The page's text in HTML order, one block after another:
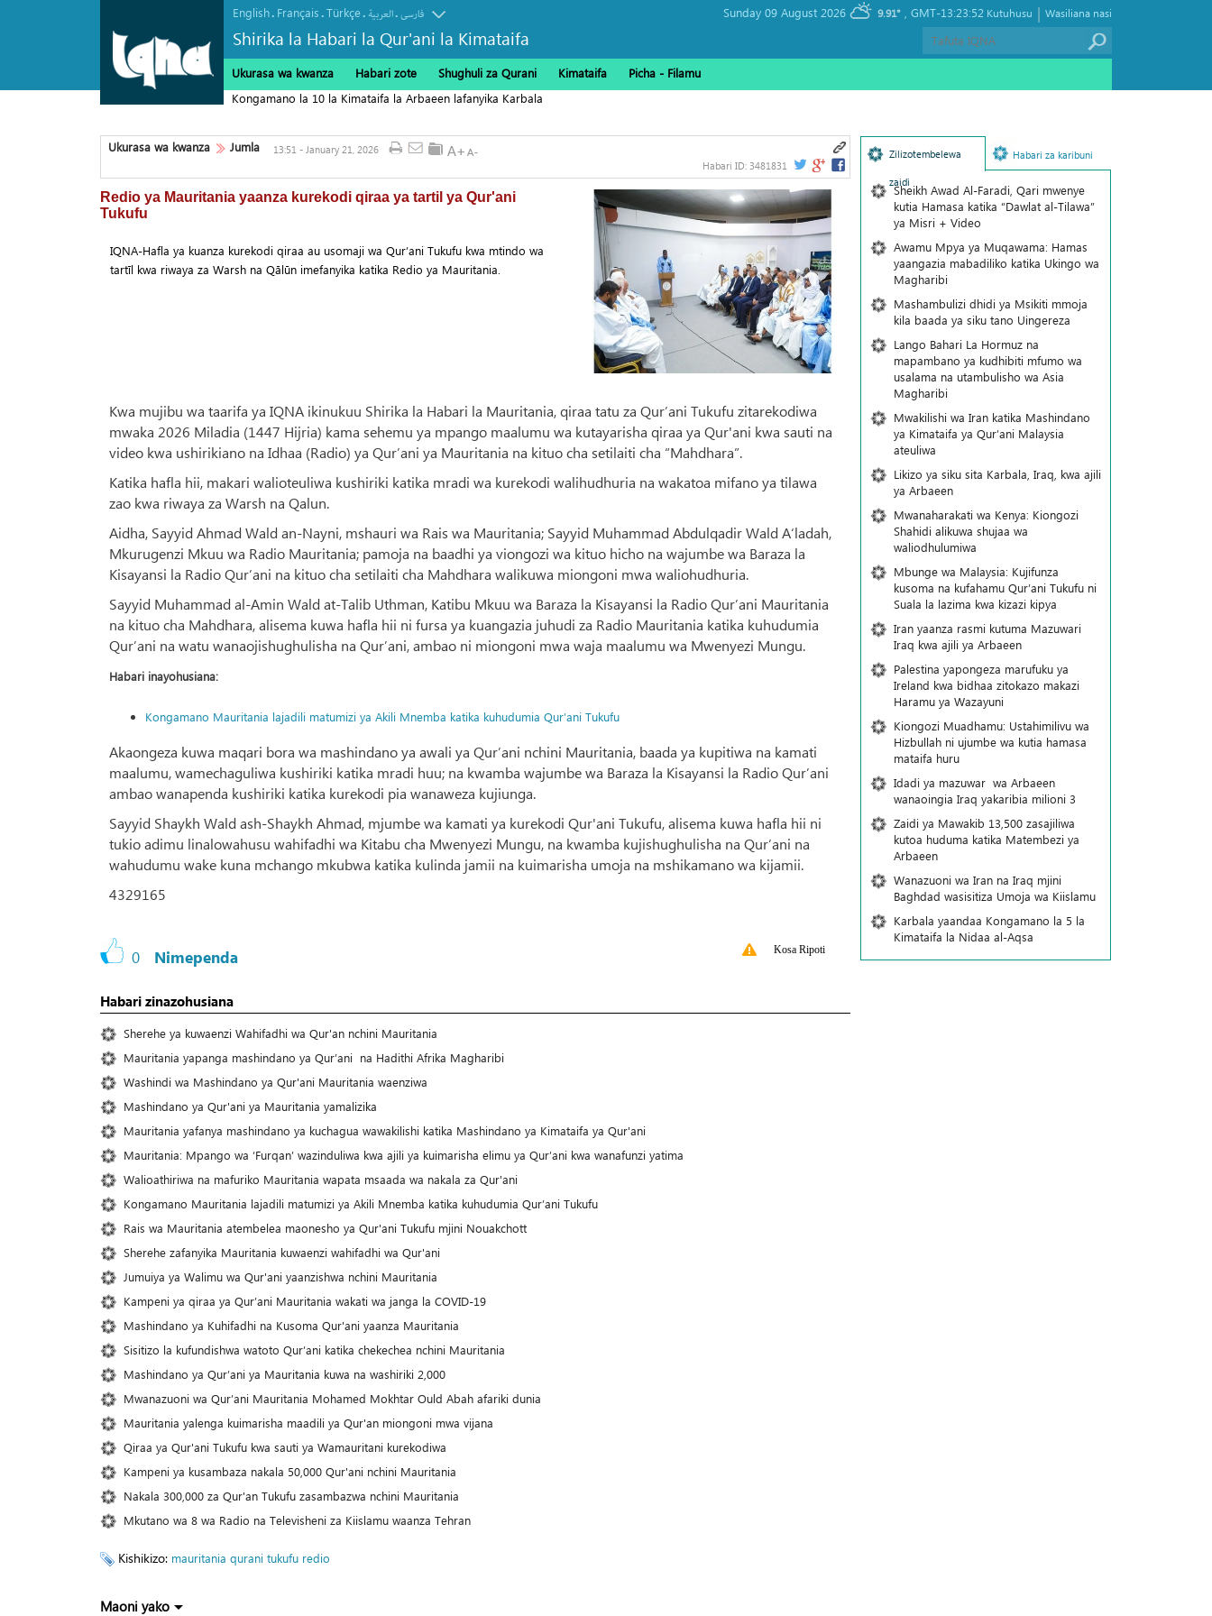
English. Français.Türkçe. العربیة.فارسی
Shirika la Habari la Qur'ani la Kimataifa
GMT-13:23:52
9.91° Wasiliana nasi
|
Kutuhusu
Ukurasa wa kwanza Habari zote Shughuli za Qurani Kimataifa
Picha‎ - Filamu‎
Kongamano la 10 la Kimataifa la Arbaeen lafanyika Karbala
Ukurasa wa kwanza Jumla
13:51 - January 21, 2026
Habari ID: 3481831
Redio ya Mauritania yaanza kurekodi qiraa ya tartil ya Qur'ani
Tukufu
IQNA-Hafla ya kuanza kurekodi qiraa au usomaji wa Qur’ani Tukufu kwa mtindo wa
tartīl kwa riwaya za Warsh na Qālūn imefanyika katika Redio ya Mauritania.
Kwa mujibu wa taarifa ya IQNA ikinukuu Shirika la Habari la Mauritania, qiraa tatu za Qur’ani Tukufu zitarekodiwa
mwaka 2026 Miladia (1447 Hijria) kama sehemu ya mpango maalumu wa kutayarisha qiraa ya Qur'ani kwa sauti na
video kwa ushirikiano na Idhaa (Radio) ya Qur’ani ya Mauritania na kituo cha setilaiti cha “Mahdhara”.
Katika hafla hii, makari walioteuliwa kushiriki katika mradi wa kurekodi walihudhuria na wakatoa mifano ya tilawa
zao kwa riwaya za Warsh na Qalun.
Aidha, Sayyid Ahmad Wald an-Nayni, mshauri wa Rais wa Mauritania; Sayyid Muhammad Abdulqadir Wald A‘ladah,
Mkurugenzi Mkuu wa Radio Mauritania; pamoja na baadhi ya viongozi wa kituo hicho na wajumbe wa Baraza la
Kisayansi la Radio Qur’ani na kituo cha setilaiti cha Mahdhara walikuwa miongoni mwa waliohudhuria.
Sayyid Muhammad al-Amin Wald at-Talib Uthman, Katibu Mkuu wa Baraza la Kisayansi la Radio Qur’ani Mauritania
na kituo cha Mahdhara, alisema kuwa hafla hii ni fursa ya kuangazia juhudi za Radio Mauritania katika kuhudumia
Qur’ani na watu wanaojishughulisha na Qur’ani, ambao ni miongoni mwa waja maalumu wa Mwenyezi Mungu.
Habari inayohusiana:
Kongamano Mauritania lajadili matumizi ya Akili Mnemba katika kuhudumia Qur’ani Tukufu
Akaongeza kuwa maqari bora wa mashindano ya awali ya Qur’ani nchini Mauritania, baada ya kupitiwa na kamati
maalumu, wamechaguliwa kushiriki katika mradi huu; na kwamba wajumbe wa Baraza la Kisayansi la Radio Qur’ani
ambao wanapenda kushiriki katika kurekodi pia wanaweza kujiunga.
Sayyid Shaykh Wald ash-Shaykh Ahmad, mjumbe wa kamati ya kurekodi Qur'ani Tukufu, alisema kuwa hafla hii ni
tukio adimu linalowahusu wahifadhi wa Kitabu cha Mwenyezi Mungu, na kwamba kujishughulisha na Qur’ani na
wahudumu wake kuna mchango mkubwa katika kulinda jamii na kuimarisha umoja na mshikamano wa kijamii.
4329165
0 Nimependa Kosa Ripoti
Habari zinazohusiana
Sherehe ya kuwaenzi Wahifadhi wa Qur'an nchini Mauritania
Mauritania yapanga mashindano ya Qur’ani na Hadithi Afrika Magharibi
Washindi wa Mashindano ya Qur'ani Mauritania waenziwa
Mashindano ya Qur'ani ya Mauritania yamalizika
Mauritania yafanya mashindano ya kuchagua wawakilishi katika Mashindano ya Kimataifa ya Qur'ani
Mauritania: Mpango wa ‘Furqan’ wazinduliwa kwa ajili ya kuimarisha elimu ya Qur’ani kwa wanafunzi yatima
Walioathiriwa na mafuriko Mauritania wapata msaada wa nakala za Qur'ani
Kongamano Mauritania lajadili matumizi ya Akili Mnemba katika kuhudumia Qur’ani Tukufu
Rais wa Mauritania atembelea maonesho ya Qur'ani Tukufu mjini Nouakchott
Sherehe zafanyika Mauritania kuwaenzi wahifadhi wa Qur'ani
Jumuiya ya Walimu wa Qur'ani yaanzishwa nchini Mauritania
Kampeni ya qiraa ya Qur’ani Mauritania wakati wa janga la COVID-19
Mashindano ya Kuhifadhi na Kusoma Qur'ani yaanza Mauritania
Sisitizo la kufundishwa watoto Qur’ani katika chekechea nchini Mauritania
Mashindano ya Qur’ani ya Mauritania kuwa na washiriki 2,000
Mwanazuoni wa Qur’ani Mauritania Mohamed Mokhtar Ould Abah afariki dunia
Mauritania yalenga kuimarisha maadili ya Qur'an miongoni mwa vijana
Qiraa ya Qur'ani Tukufu kwa sauti ya Wamauritani kurekodiwa
Kampeni ya kusambaza nakala 50,000 Qur'ani nchini Mauritania
Nakala 300,000 za Qur'an Tukufu zasambazwa nchini Mauritania
Mkutano wa 8 wa Radio na Televisheni za Kiislamu waanza Tehran
Kishikizo: mauritania qurani tukufu redio
Maoni yako
Zilizotembelewa
zaidi
Habari za karibuni
Sheikh Awad Al-Faradi, Qari mwenye
kutia Hamasa katika “Dawlat al-Tilawa”
ya Misri + Video
Awamu Mpya ya Muqawama: Hamas
yaangazia mabadiliko katika Ukingo wa
Magharibi
Mashambulizi dhidi ya Msikiti mmoja
kila baada ya siku tano Uingereza
Lango Bahari La Hormuz na
mapambano ya kudhibiti mfumo wa
usalama na utambulisho wa Asia
Magharibi
Mwakilishi wa Iran katika Mashindano
ya Kimataifa ya Qur’ani Malaysia
ateuliwa
Likizo ya siku sita Karbala, Iraq, kwa ajili
ya Arbaeen
Mwanaharakati wa Kenya: Kiongozi
Shahidi alikuwa shujaa wa
waliodhulumiwa
Mbunge wa Malaysia: Kujifunza
kusoma na kufahamu Qur’ani Tukufu ni
Suala la lazima kwa kizazi kipya
Iran yaanza rasmi kutuma Mazuwari
Iraq kwa ajili ya Arbaeen
Palestina yapongeza marufuku ya
Ireland kwa bidhaa zitokazo makazi
Haramu ya Wazayuni
Kiongozi Muadhamu: Ustahimilivu wa
Hizbullah ni ujumbe wa kutia hamasa
mataifa huru
Idadi ya mazuwar wa Arbaeen
wanaoingia Iraq yakaribia milioni 3
Zaidi ya Mawakib 13,500 zasajiliwa
kutoa huduma katika Matembezi ya
Arbaeen
Wanazuoni wa Iran na Iraq mjini
Baghdad wasisitiza Umoja wa Kiislamu
Karbala yaandaa Kongamano la 5 la
Kimataifa la Nidaa al-Aqsa